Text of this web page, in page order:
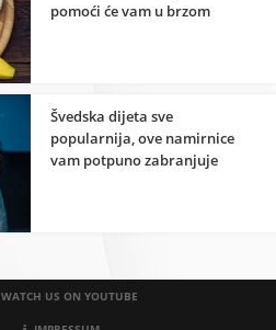
pomoći će vam u brzom
Švedska dijeta sve
popularnija, ove namirnice
vam potpuno zabranjuje
WATCH US ON YOUTUBE